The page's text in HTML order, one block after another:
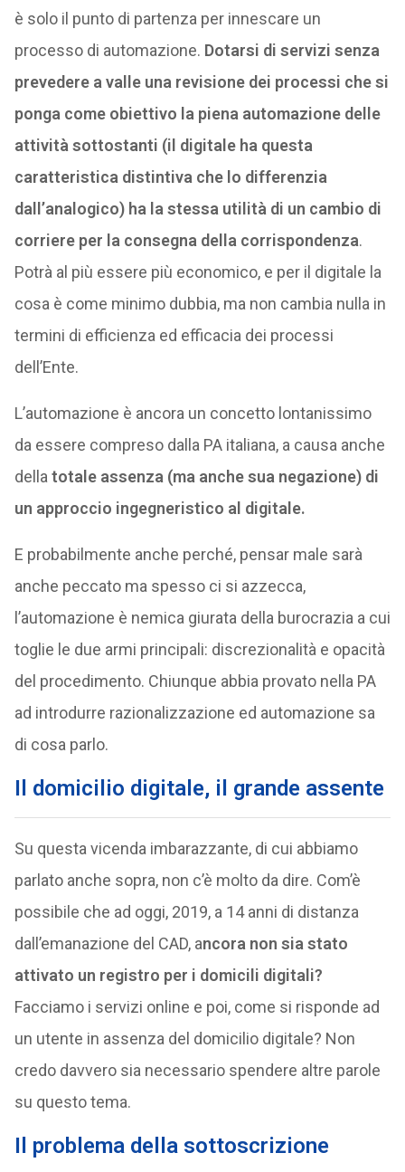
è solo il punto di partenza per innescare un
processo di automazione. Dotarsi di servizi senza
prevedere a valle una revisione dei processi che si
ponga come obiettivo la piena automazione delle
attività sottostanti (il digitale ha questa
caratteristica distintiva che lo differenzia
dall’analogico) ha la stessa utilità di un cambio di
corriere per la consegna della corrispondenza.
Potrà al più essere più economico, e per il digitale la
cosa è come minimo dubbia, ma non cambia nulla in
termini di efficienza ed efficacia dei processi
dell’Ente.
L’automazione è ancora un concetto lontanissimo
da essere compreso dalla PA italiana, a causa anche
della totale assenza (ma anche sua negazione) di
un approccio ingegneristico al digitale.
E probabilmente anche perché, pensar male sarà
anche peccato ma spesso ci si azzecca,
l’automazione è nemica giurata della burocrazia a cui
toglie le due armi principali: discrezionalità e opacità
del procedimento. Chiunque abbia provato nella PA
ad introdurre razionalizzazione ed automazione sa
di cosa parlo.
Il domicilio digitale, il grande assente
Su questa vicenda imbarazzante, di cui abbiamo
parlato anche sopra, non c’è molto da dire. Com’è
possibile che ad oggi, 2019, a 14 anni di distanza
dall’emanazione del CAD, ancora non sia stato
attivato un registro per i domicili digitali?
Facciamo i servizi online e poi, come si risponde ad
un utente in assenza del domicilio digitale? Non
credo davvero sia necessario spendere altre parole
su questo tema.
Il problema della sottoscrizione